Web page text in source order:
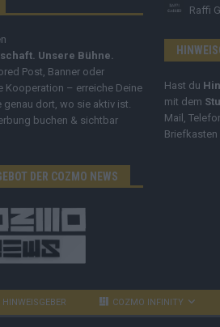
Unsere Bühne.
Post, Banner oder
Kooperation – erreiche Deine
genau dort, wo sie aktiv ist.
buchen & sichtbar
DER COZMO NEWS
Raffi
Hast du
mit dem
Mail,
Briefkasten
HINWEISGEBER COZMO INFINITY